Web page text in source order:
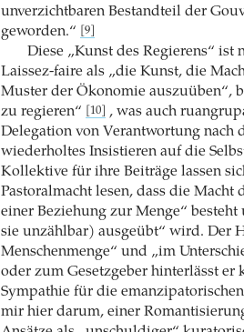
unverzichtbaren Bestandteil der
geworden.“
[9]
Diese „Kunst des Regierens“
Laissez-faire als „die Kunst, die
Muster der Ökonomie auszuüben“,
zu regieren“
[10]
, was auch
Delegation von Verantwortung nach
wiederholtes Insistieren auf die
Kollektive für ihre Beiträge lassen
Pastoralmacht lesen, dass die
einer Beziehung zur Menge“
sie unzählbar) ausgeübt“ wird. Der
Menschenmenge“ und „im
oder zum Gesetzgeber hinterlässt er
Sympathie für die
mir hier darum, einer